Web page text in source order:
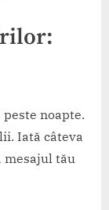
noapte.
Iată câteva
mesajul tău